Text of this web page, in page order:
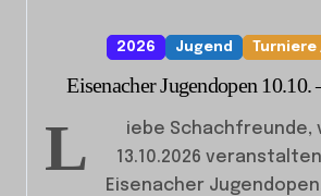
2026 Jugend Turniere
Eisenacher Jugendopen 10.10.
L
iebe Schachfreunde,
13.10.2026
Eisenacher